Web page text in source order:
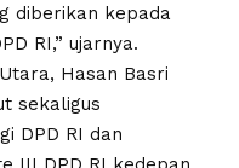
diberikan kepada
RI,” ujarnya.
Hasan Basri
sekaligus
DPD RI dan